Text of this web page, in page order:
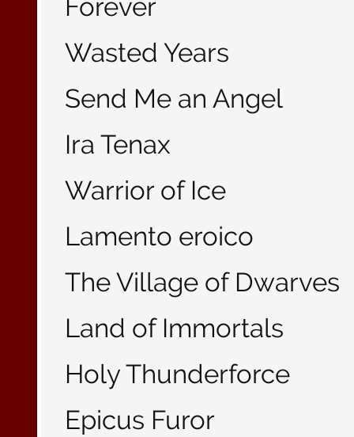
Forever
Wasted Years
Send Me an Angel
Ira Tenax
Warrior of Ice
Lamento eroico
The Village of Dwarves
Land of Immortals
Holy Thunderforce
Epicus Furor